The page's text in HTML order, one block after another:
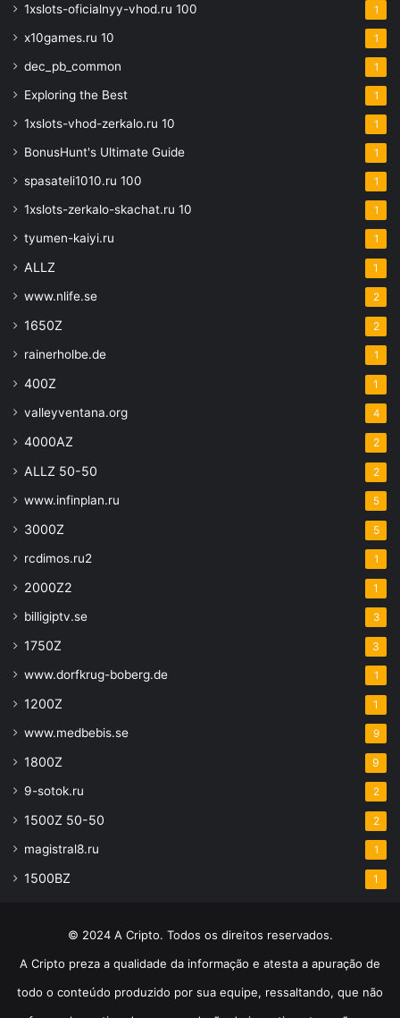
1xslots-oficialnyy-vhod.ru 100 1
x10games.ru 10 1
dec_pb_common 1
Exploring the Best 1
1xslots-vhod-zerkalo.ru 10 1
BonusHunt's Ultimate Guide 1
spasateli1010.ru 100 1
1xslots-zerkalo-skachat.ru 10 1
tyumen-kaiyi.ru 1
ALLZ 1
www.nlife.se 2
1650Z 2
rainerholbe.de 1
400Z 1
valleyventana.org 4
4000AZ 2
ALLZ 50-50 2
www.infinplan.ru 5
3000Z 5
rcdimos.ru2 1
2000Z2 1
billigiptv.se 3
1750Z 3
www.dorfkrug-boberg.de 1
1200Z 1
www.medbebis.se 9
1800Z 9
9-sotok.ru 2
1500Z 50-50 2
magistral8.ru 1
1500BZ 1
© 2024 A Cripto. Todos os direitos reservados.
A Cripto preza a qualidade da informação e atesta a apuração de
todo o conteúdo produzido por sua equipe, ressaltando, que não